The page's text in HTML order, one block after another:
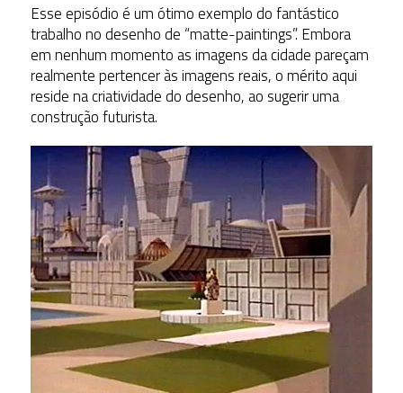
Esse episódio é um ótimo exemplo do fantástico
trabalho no desenho de “matte-paintings”. Embora
em nenhum momento as imagens da cidade pareçam
realmente pertencer às imagens reais, o mérito aqui
reside na criatividade do desenho, ao sugerir uma
construção futurista.